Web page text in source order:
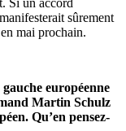
Si un accord
sûrement
mai prochain.
européenne
Martin Schulz
Qu’en pensez-